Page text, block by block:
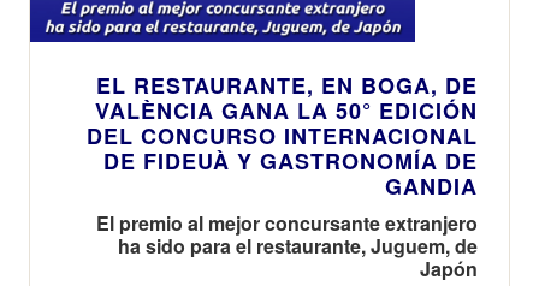
EL RESTAURANTE, EN BOGA, DE
VALÈNCIA GANA LA 50° EDICIÓN
DEL CONCURSO INTERNACIONAL
DE FIDEUÀ Y GASTRONOMÍA DE
GANDIA
El premio al mejor concursante extranjero
ha sido para el restaurante, Juguem, de
Japón